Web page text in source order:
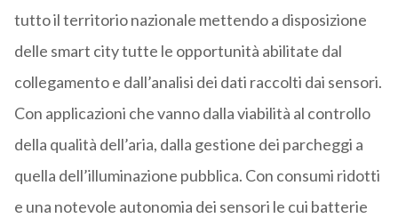
tutto il territorio nazionale mettendo a disposizione
delle smart city tutte le opportunità abilitate dal
collegamento e dall’analisi dei dati raccolti dai sensori.
Con applicazioni che vanno dalla viabilità al controllo
della qualità dell’aria, dalla gestione dei parcheggi a
quella dell’illuminazione pubblica. Con consumi ridotti
e una notevole autonomia dei sensori le cui batterie